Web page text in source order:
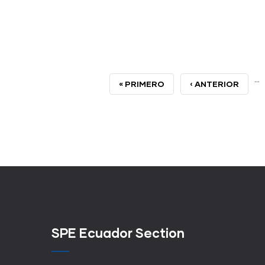
PRIMERA
« PRIMERO
PÁGINA
‹ ANTERIOR …
SPE Ecuador Section